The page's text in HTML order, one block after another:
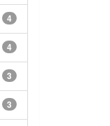
4
4
3
3